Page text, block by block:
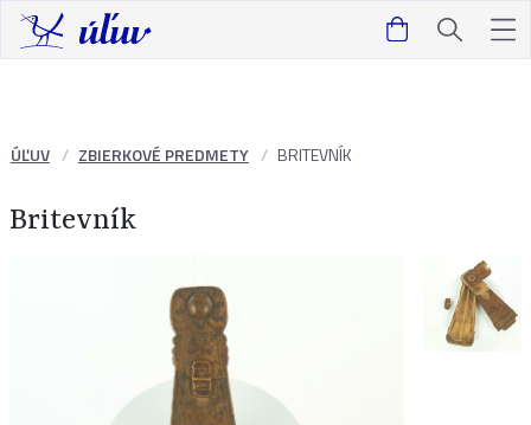
ÚĽUV ZBIERKOVÉ PREDMETY BRITEVNÍK
Britevník